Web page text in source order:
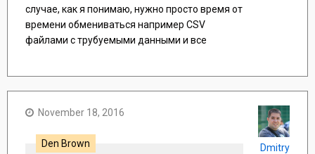
случае, как я понимаю, нужно просто время от
времени обмениваться например CSV
файлами с трубуемыми данными и все
November 18, 2016
Den Brown
Dmitry